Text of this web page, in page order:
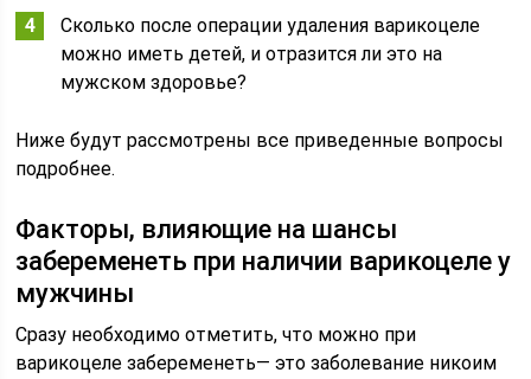
Сколько после операции удаления варикоцеле
можно иметь детей, и отразится ли это на
мужском здоровье?
Ниже будут рассмотрены все приведенные вопросы
подробнее.
Факторы, влияющие на шансы
забеременеть при наличии варикоцеле у
мужчины
Сразу необходимо отметить, что можно при
варикоцеле забеременеть— это заболевание никоим